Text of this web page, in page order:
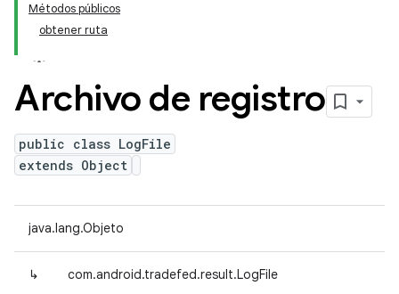
Métodos públicos
obtener ruta
Archivo de registro
public class LogFile
extends Object
java.lang.Objeto
↳ com.android.tradefed.result.LogFile